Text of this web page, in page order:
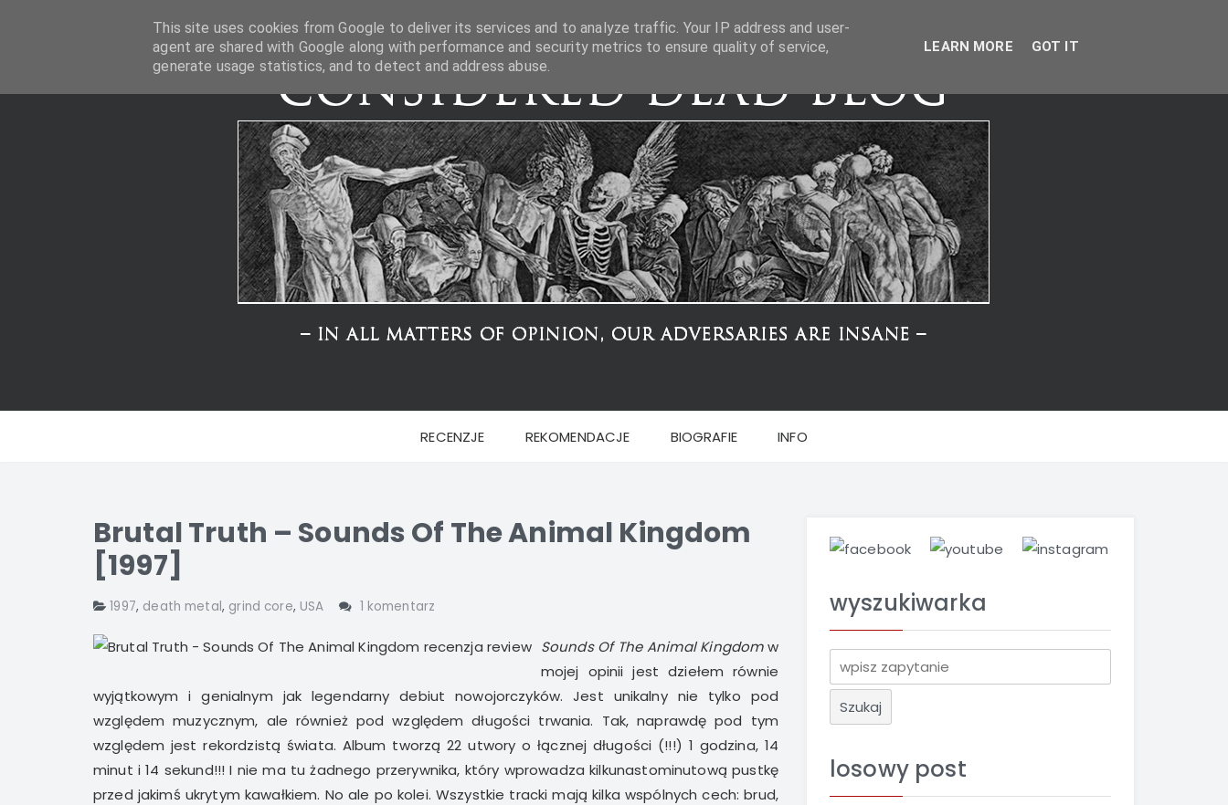
RECENZJE REKOMENDACJE BIOGRAFIE INFO
Brutal Truth – Sounds Of The Animal Kingdom
[1997]
1997, death metal, grind core, USA 1 komentarz
Sounds Of The Animal Kingdomw
mojej opinii jest dziełem równie
wyjątkowym i genialnym jak legendarny debiut nowojorczyków. Jest unikalny nie tylko pod
względem muzycznym, ale również pod względem długości trwania. Tak, naprawdę pod tym
względem jest rekordzistą świata. Album tworzą 22 utwory o łącznej długości (!!!) 1 godzina, 14
minut i 14 sekund!!! I nie ma tu żadnego przerywnika, który wprowadza kilkunastominutową pustkę
przed jakimś ukrytym kawałkiem. No ale po kolei. Wszystkie tracki mają kilka wspólnych cech: brud,
wyszukiwarka
z
u
a
losowy post
This site uses cookies from Google to deliver its services and to analyze traffic. Your IP address and user-
agent are shared with Google along with performance and security metrics to ensure quality of service,
generate usage statistics, and to detect and address abuse.
LEARN MORE GOT IT